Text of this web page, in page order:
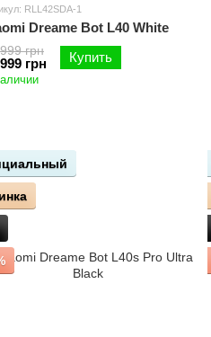
RLL42SDA-1
Dreame Bot L40 White
грн
грн Купить